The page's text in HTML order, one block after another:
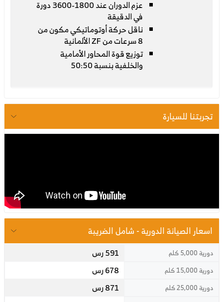
عزم الدوران عند 1800-3600 دورة
في الدقيقة
ناقل حركة أوتوماتيكي مكون من
8 سرعات من ZF الألمانية
توزيع قوة المحاور الأمامية
والخلفية بنسبة 50:50
تجربتنا للسيارة
اسعار الصيانة الدورية - شامل الضريبة
دورية 5,000 كلم 591 رس
دورية 15,000 كلم 678 رس
دورية 25,000 كلم 871 رس